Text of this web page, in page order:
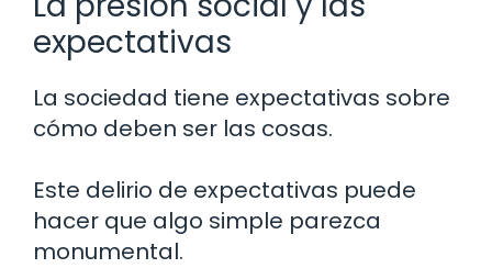
expectativas
La sociedad tiene expectativas sobre
cómo deben ser las cosas.
Este delirio de expectativas puede
hacer que algo simple parezca
monumental.